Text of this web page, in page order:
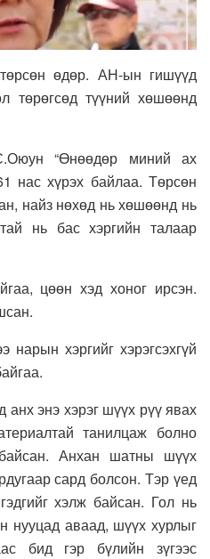
өдөр. АН-ын гишүүд
төрөгсөд түүний хөшөөнд
“Өнөөдөр миний ах
нас хүрэх байлаа. Төрсөн
найз нөхөд нь хөшөөнд нь
нь бас хэргийн талаар
цөөн хэд хоног ирсэн.
хэргийг хэрэгсэхгүй
энэ хэрэг шүүх рүү явах
танилцаж болно
Анхан шатны шүүх
сард болсон. Тэр үед
хэлж байсан. Гол нь
нууцад аваад, шүүх хурлыг
бид гэр бүлийн зүгээс